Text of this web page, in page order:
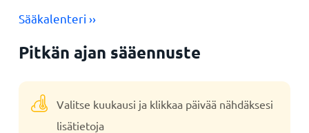
Sääkalenteri ››
Pitkän ajan sääennuste
Valitse kuukausi ja klikkaa päivää nähdäksesi
lisätietoja